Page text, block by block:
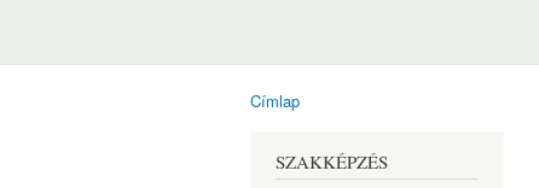
Címlap
SZAKKÉPZÉS